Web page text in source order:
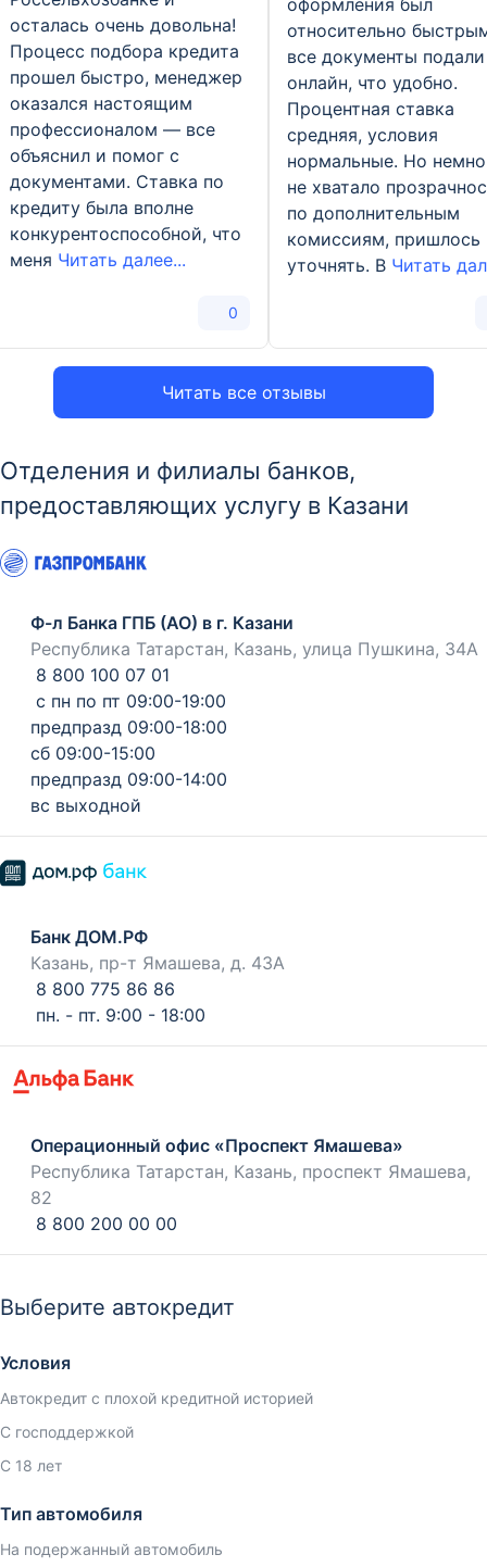
Читать все отзывы
осталась очень довольна!
Процесс подбора кредита
прошел быстро, менеджер
оказался настоящим
профессионалом — все
объяснил и помог с
документами. Ставка по
кредиту была вполне
конкурентоспособной, что
меня Читать далее...
0
оформления был
относительно
все документы подали
онлайн, что удобно.
Процентная ставка
средняя, условия
нормальные. Но
не хватало
по дополнительным
комиссиям, пришлось
уточнять. В Читать
Отделения и филиалы банков,
предоставляющих услугу в Казани
Ф-л Банка ГПБ (АО) в г. Казани
Республика Татарстан, Казань, улица Пушкина, 34А
8 800 100 07 01
с пн по пт 09:00-19:00
предпразд 09:00-18:00
сб 09:00-15:00
предпразд 09:00-14:00
вс выходной
Банк ДОМ.РФ
Казань, пр-т Ямашева, д. 43А
8 800 775 86 86
пн. - пт. 9:00 - 18:00
Операционный офис «Проспект Ямашева»
Республика Татарстан, Казань, проспект Ямашева,
82
8 800 200 00 00
Выберите автокредит
Условия
Автокредит с плохой кредитной историей
С господдержкой
С 18 лет
Тип автомобиля
На подержанный автомобиль